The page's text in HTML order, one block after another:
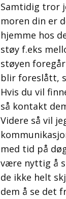
Samtidig tror
moren din er
hjemme hos
støy f.eks
støyen
blir foreslått,
Hvis du vil
så kontakt
Videre så vil
med tid på
være nyttig å
de ikke helt
dem å se det